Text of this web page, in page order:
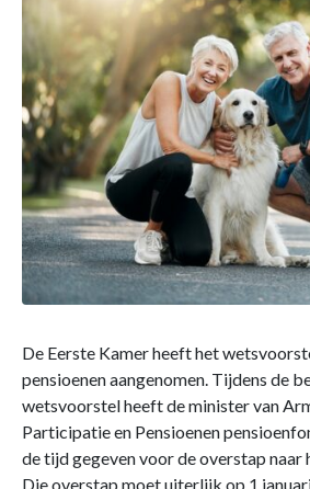
De Eerste Kamer heeft het
pensioenen aangenomen. Tijdens de
wetsvoorstel heeft de minister van
Participatie en Pensioenen
de tijd gegeven voor de overstap naar
Die overstap moet uiterlijk op 1